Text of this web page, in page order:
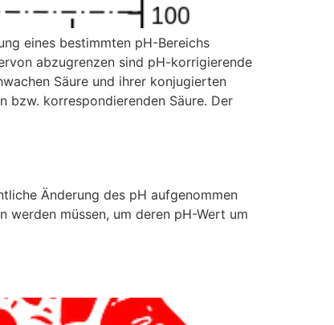
eines bestimmten pH-Bereichs
abzugrenzen sind pH-korrigierende
Säure und ihrer konjugierten
bzw. korrespondierenden Säure. Der
Änderung des pH aufgenommen
werden müssen, um deren pH-Wert um